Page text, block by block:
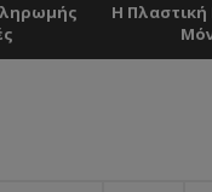
Η Πλαστική